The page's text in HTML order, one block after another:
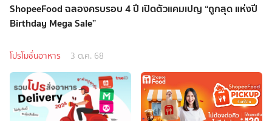
ShopeeFood ฉลองครบรอบ 4 ปี เปิดตัวแคมเปญ “ถูกสุด แห่งปี
Birthday Mega Sale”
โปรโมชั่นอาหาร 3 ต.ค. 68